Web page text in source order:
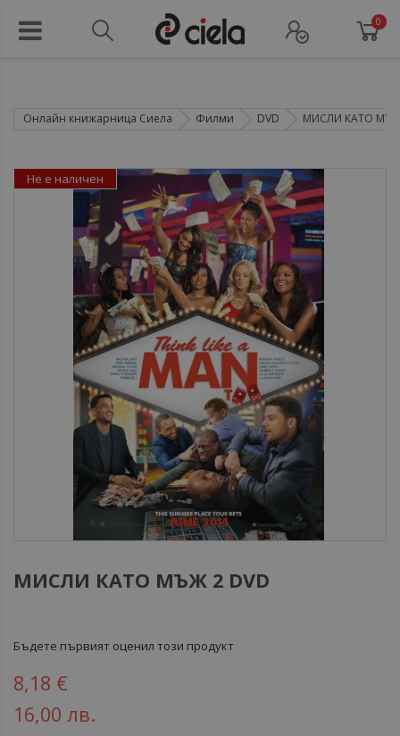
0
Онлайн книжарница Сиела Филми DVD МИСЛИ КАТО МЪЖ
МИСЛИ КАТО МЪЖ 2 DVD
Бъдете първият оценил този продукт
8,18 €
16,00 лв.
Не е наличен